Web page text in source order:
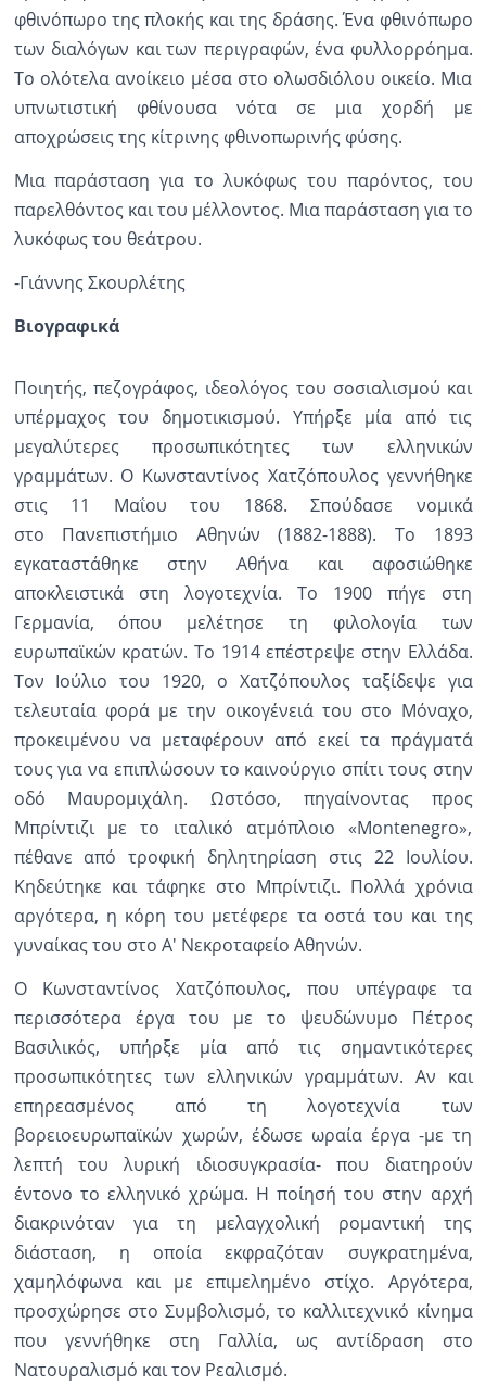
φθινόπωρο της πλοκής και της δράσης. Ένα φθινόπωρο
των διαλόγων και των περιγραφών, ένα φυλλορρόημα.
Το ολότελα ανοίκειο μέσα στο ολωσδιόλου οικείο. Μια
υπνωτιστική φθίνουσα νότα σε μια χορδή με
αποχρώσεις της κίτρινης φθινοπωρινής φύσης.
Μια παράσταση για το λυκόφως του παρόντος, του
παρελθόντος και του μέλλοντος. Μια παράσταση για το
λυκόφως του θεάτρου.
-Γιάννης Σκουρλέτης
Βιογραφικά
Ποιητής, πεζογράφος, ιδεολόγος του σοσιαλισμού και
υπέρμαχος του δημοτικισμού. Υπήρξε μία από τις
μεγαλύτερες προσωπικότητες των ελληνικών
γραμμάτων. Ο Κωνσταντίνος Χατζόπουλος γεννήθηκε
στις 11 Μαΐου του 1868. Σπούδασε νομικά
στο Πανεπιστήμιο Αθηνών (1882-1888). Το 1893
εγκαταστάθηκε στην Αθήνα και αφοσιώθηκε
αποκλειστικά στη λογοτεχνία. Το 1900 πήγε στη
Γερμανία, όπου μελέτησε τη φιλολογία των
ευρωπαϊκών κρατών. Το 1914 επέστρεψε στην Ελλάδα.
Τον Ιούλιο του 1920, ο Χατζόπουλος ταξίδεψε για
τελευταία φορά με την οικογένειά του στο Μόναχο,
προκειμένου να μεταφέρουν από εκεί τα πράγματά
τους για να επιπλώσουν το καινούργιο σπίτι τους στην
οδό Μαυρομιχάλη. Ωστόσο, πηγαίνοντας προς
Μπρίντιζι με το ιταλικό ατμόπλοιο «Montenegro»,
πέθανε από τροφική δηλητηρίαση στις 22 Ιουλίου.
Κηδεύτηκε και τάφηκε στο Μπρίντιζι. Πολλά χρόνια
αργότερα, η κόρη του μετέφερε τα οστά του και της
γυναίκας του στο Α' Νεκροταφείο Αθηνών.
Ο Κωνσταντίνος Χατζόπουλος, που υπέγραφε τα
περισσότερα έργα του με το ψευδώνυμο Πέτρος
Βασιλικός, υπήρξε μία από τις σημαντικότερες
προσωπικότητες των ελληνικών γραμμάτων. Αν και
επηρεασμένος από τη λογοτεχνία των
βορειοευρωπαϊκών χωρών, έδωσε ωραία έργα -με τη
λεπτή του λυρική ιδιοσυγκρασία- που διατηρούν
έντονο το ελληνικό χρώμα. Η ποίησή του στην αρχή
διακρινόταν για τη μελαγχολική ρομαντική της
διάσταση, η οποία εκφραζόταν συγκρατημένα,
χαμηλόφωνα και με επιμελημένο στίχο. Αργότερα,
προσχώρησε στο Συμβολισμό, το καλλιτεχνικό κίνημα
που γεννήθηκε στη Γαλλία, ως αντίδραση στο
Νατουραλισμό και τον Ρεαλισμό.